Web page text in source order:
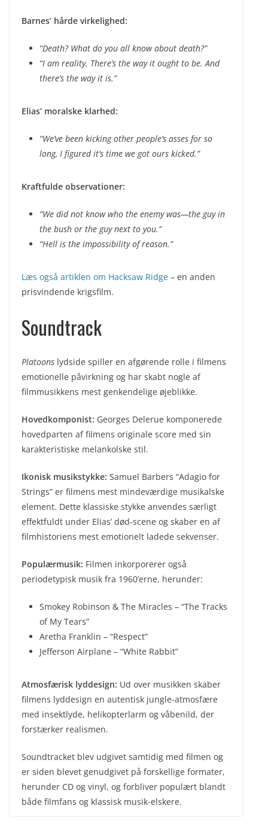
Barnes’ hårde virkelighed:
“Death? What do you all know about death?”
“I am reality. There’s the way it ought to be. And
there’s the way it is.”
Elias’ moralske klarhed:
“We’ve been kicking other people’s asses for so
long, I figured it’s time we got ours kicked.”
Kraftfulde observationer:
“We did not know who the enemy was—the guy in
the bush or the guy next to you.”
“Hell is the impossibility of reason.”
Læs også artiklen om Hacksaw Ridge – en anden
prisvindende krigsfilm.
Soundtrack
Platoons lydside spiller en afgørende rolle i filmens
emotionelle påvirkning og har skabt nogle af
filmmusikkens mest genkendelige øjeblikke.
Hovedkomponist: Georges Delerue komponerede
hovedparten af filmens originale score med sin
karakteristiske melankolske stil.
Ikonisk musikstykke: Samuel Barbers “Adagio for
Strings” er filmens mest mindeværdige musikalske
element. Dette klassiske stykke anvendes særligt
effektfuldt under Elias’ død-scene og skaber en af
filmhistoriens mest emotionelt ladede sekvenser.
Populærmusik: Filmen inkorporerer også
periodetypisk musik fra 1960’erne, herunder:
Smokey Robinson & The Miracles – “The Tracks
of My Tears”
Aretha Franklin – “Respect”
Jefferson Airplane – “White Rabbit”
Atmosfærisk lyddesign: Ud over musikken skaber
filmens lyddesign en autentisk jungle-atmosfære
med insektlyde, helikopterlarm og våbenild, der
forstærker realismen.
Soundtracket blev udgivet samtidig med filmen og
er siden blevet genudgivet på forskellige formater,
herunder CD og vinyl, og forbliver populært blandt
både filmfans og klassisk musik-elskere.